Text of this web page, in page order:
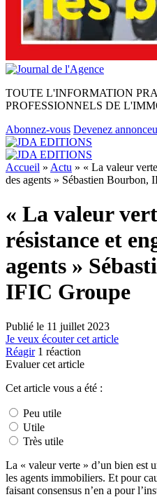
TOUTE L'INFORMATION
PROFESSIONNELS DE
Abonnez-vous Devenez
Accueil » Actu » « La valeur
des agents » Sébastien Bourbon,
« La valeur
résistance et
agents »
IFIC Groupe
Publié le 11 juillet 2023
Je veux écouter cet article
Réagir 1 réaction
Evaluer cet article
Cet article vous a été :
Peu utile
Utile
Très utile
La « valeur verte » d’un bien est
les agents immobiliers. Et pour
faisant consensus n’en a pour